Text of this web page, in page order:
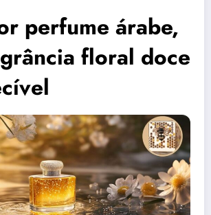
perfume árabe,
floral doce